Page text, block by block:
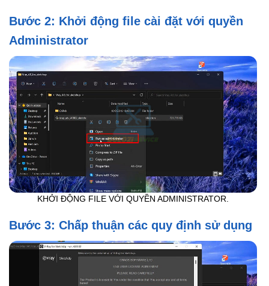
Bước 2: Khởi động file cài đặt với quyền
Administrator
KHỞI ĐỘNG FILE VỚI QUYỀN ADMINISTRATOR.
Bước 3: Chấp thuận các quy định sử dụng